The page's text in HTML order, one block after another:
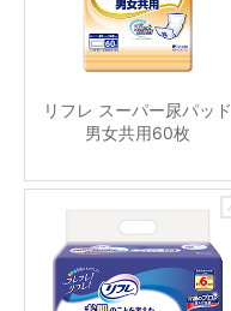
リフレ スーパー尿パッド
男女共用60枚